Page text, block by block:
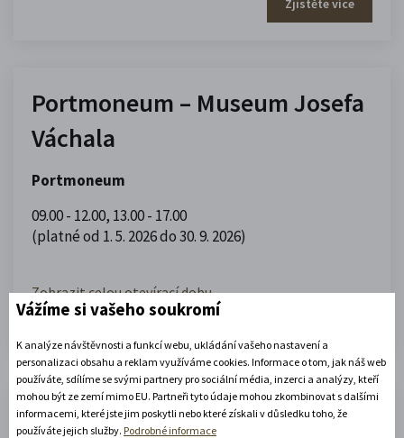
Zjistěte více
Portmoneum – Museum Josefa
Váchala
Portmoneum
09.00 - 12.00, 13.00 - 17.00
(platné od 1. 5. 2026 do 30. 9. 2026)
Zobrazit celou otevírací dobu
Muzeum domečků, panenek a
Vážíme si vašeho soukromí
K analýze návštěvnosti a funkcí webu, ukládání vašeho nastavení a
personalizaci obsahu a reklam využíváme cookies. Informace o tom, jak náš web
používáte, sdílíme se svými partnery pro sociální média, inzerci a analýzy, kteří
mohou být ze zemí mimo EU. Partneři tyto údaje mohou zkombinovat s dalšími
informacemi, které jste jim poskytli nebo které získali v důsledku toho, že
používáte jejich služby. Podrobné informace